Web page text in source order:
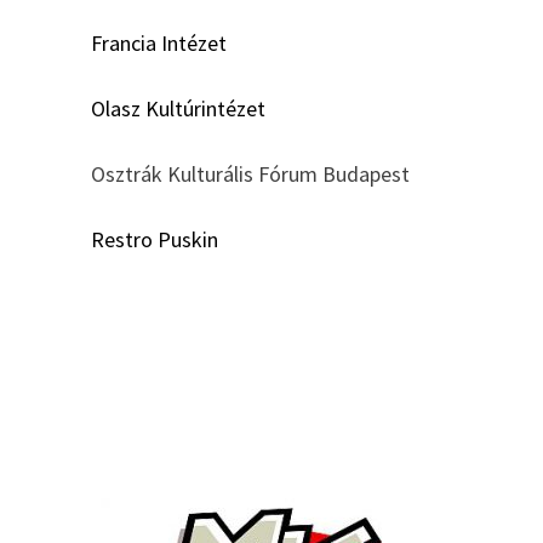
Francia Intézet
Olasz Kultúrintézet
Osztrák Kulturális Fórum Budapest
Restro Puskin